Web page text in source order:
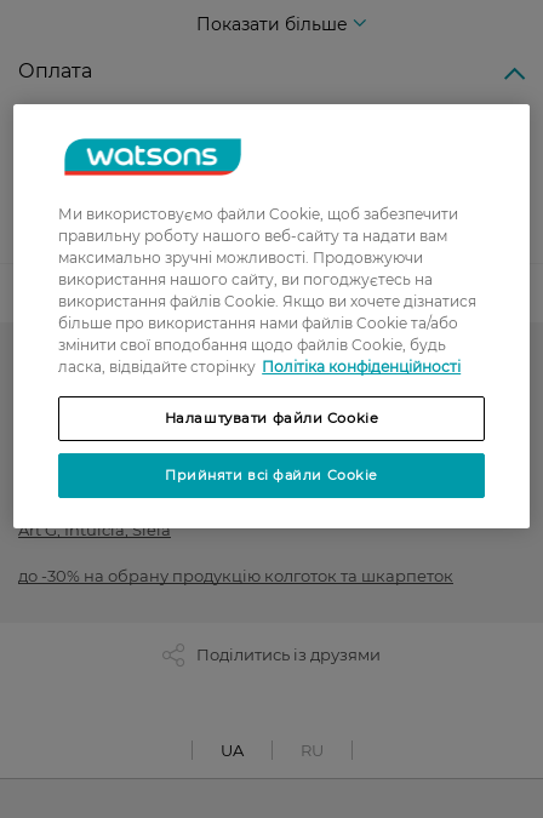
Показати більше
Оплата
Післяоплата
Показати більше
Код товару
-50% на обраний асортимент
Гарячий сезон у WATSONS
Аксесуари і текстиль
Art G, Intuicia, Siela
до -30% на обрану продукцію колготок та шкарпеток
Поділитись із друзями
UA RU
Ми використовуємо файли Cookie, щоб забезпечити
правильну роботу нашого веб-сайту та надати вам
максимально зручні можливості. Продовжуючи
використання нашого сайту, ви погоджуєтесь на
використання файлів Cookie. Якщо ви хочете дізнатися
більше про використання нами файлів Cookie та/або
змінити свої вподобання щодо файлів Cookie, будь
ласка, відвідайте сторінку Політіка конфіденційності
Налаштувати файли Cookie
Прийняти всі файли Cookie